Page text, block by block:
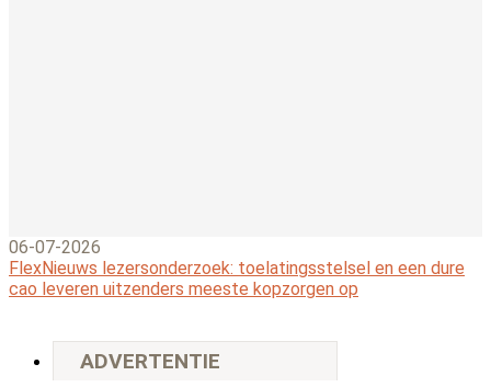
06-07-2026
FlexNieuws lezersonderzoek: toelatingsstelsel en een dure
cao leveren uitzenders meeste kopzorgen op
ADVERTENTIE